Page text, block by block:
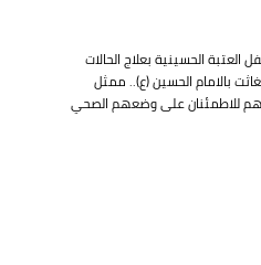
العتبة الحسينية بعلاج الحالات
بالامام الحسين (ع).. ممثل
للاطمئنان على وضعهم الصحي